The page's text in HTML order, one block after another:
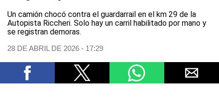
Un camión chocó contra el guardarrail en el km 29 de la
Autopista Riccheri. Solo hay un carril habilitado por mano y
se registran demoras.
28 DE ABRIL DE 2026 - 17:29